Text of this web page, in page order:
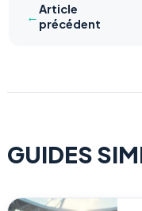
←Article
précédent
GUIDES